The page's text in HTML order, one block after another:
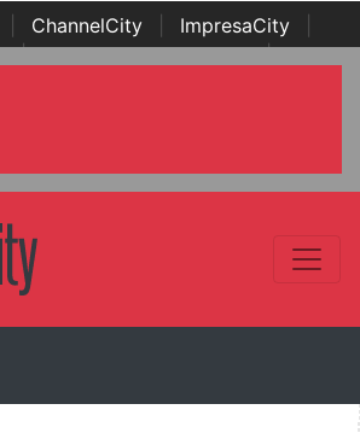
ChannelCity ImpresaCity
| Italian Channel Awards | Italian